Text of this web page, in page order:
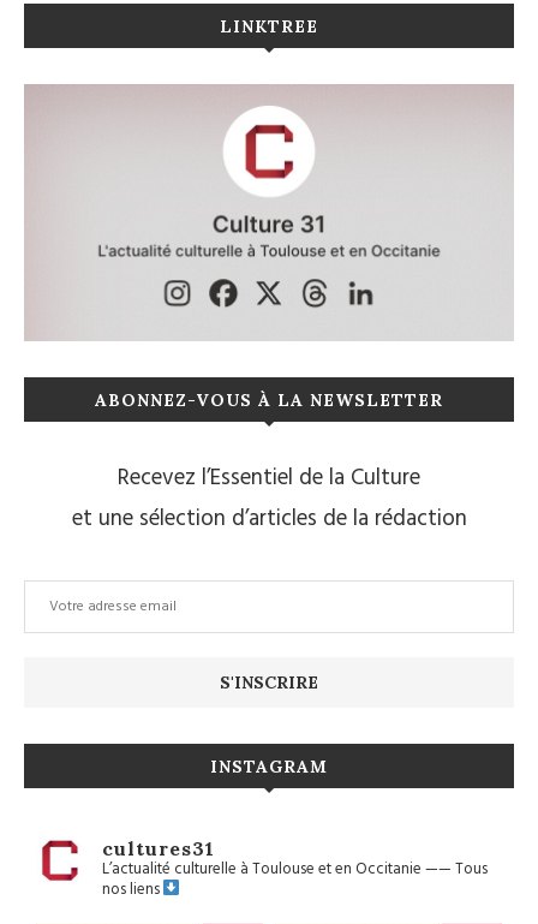
LINKTREE
ABONNEZ-VOUS À LA NEWSLETTER
Recevez l’Essentiel de la Culture
et une sélection d’articles de la rédaction
INSTAGRAM
cultures31
L’actualité culturelle à Toulouse et en Occitanie——Tous
nos liens